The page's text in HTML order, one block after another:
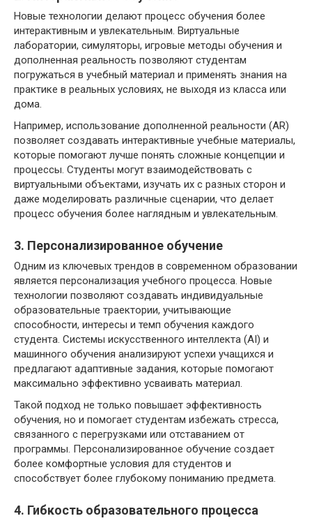
Новые технологии делают процесс обучения более
интерактивным и увлекательным. Виртуальные
лаборатории, симуляторы, игровые методы обучения и
дополненная реальность позволяют студентам
погружаться в учебный материал и применять знания на
практике в реальных условиях, не выходя из класса или
дома.
Например, использование дополненной реальности (AR)
позволяет создавать интерактивные учебные материалы,
которые помогают лучше понять сложные концепции и
процессы. Студенты могут взаимодействовать с
виртуальными объектами, изучать их с разных сторон и
даже моделировать различные сценарии, что делает
процесс обучения более наглядным и увлекательным.
3. Персонализированное обучение
Одним из ключевых трендов в современном образовании
является персонализация учебного процесса. Новые
технологии позволяют создавать индивидуальные
образовательные траектории, учитывающие
способности, интересы и темп обучения каждого
студента. Системы искусственного интеллекта (AI) и
машинного обучения анализируют успехи учащихся и
предлагают адаптивные задания, которые помогают
максимально эффективно усваивать материал.
Такой подход не только повышает эффективность
обучения, но и помогает студентам избежать стресса,
связанного с перегрузками или отставанием от
программы. Персонализированное обучение создает
более комфортные условия для студентов и
способствует более глубокому пониманию предмета.
4. Гибкость образовательного процесса